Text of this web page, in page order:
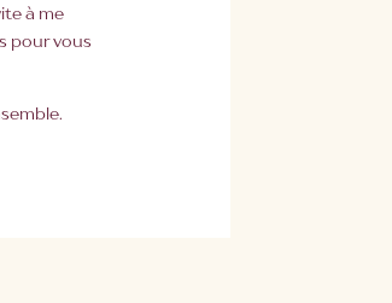
à me
pour vous